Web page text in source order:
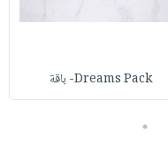
Dreams Pack- باقة
5